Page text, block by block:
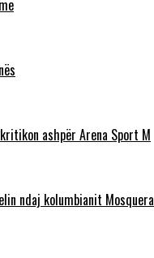
ashpër Arena Sport M
ndaj kolumbianit Mosquera